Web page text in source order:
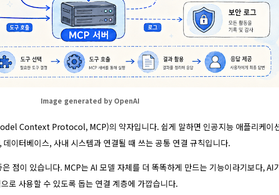
Image generated by OpenAI
Context Protocol, MCP)의 약자입니다. 쉽게 말하면 인공지능 애플리케이
이터베이스, 사내 시스템과 연결될 때 쓰는 공통 연결 규칙입니다.
점이 있습니다. MCP는 AI 모델 자체를 더 똑똑하게 만드는 기능이라기보다, AI
로 사용할 수 있도록 돕는 연결 계층에 가깝습니다.